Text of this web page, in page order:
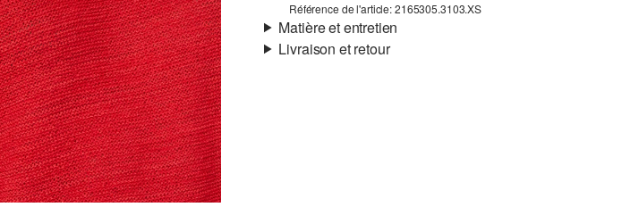
Référence de l'article: 2165305.3103.XS
Matière et entretien
Livraison et retour